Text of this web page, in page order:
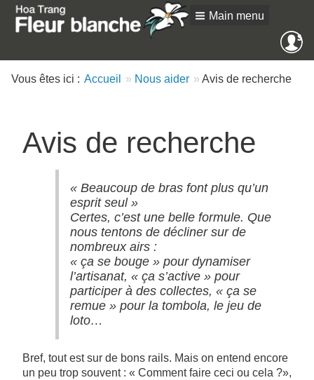
Main menu
SE
Vous êtes ici : Accueil Nous aider Avis de recherche
Avis de recherche
« Beaucoup de bras font plus qu’un
esprit seul »
Certes, c’est une belle formule. Que
nous tentons de décliner sur de
nombreux airs :
« ça se bouge » pour dynamiser
l’artisanat, « ça s’active » pour
participer à des collectes, « ça se
remue » pour la tombola, le jeu de
loto…
Bref, tout est sur de bons rails. Mais on entend encore
un peu trop souvent : « Comment faire ceci ou cela ?»,